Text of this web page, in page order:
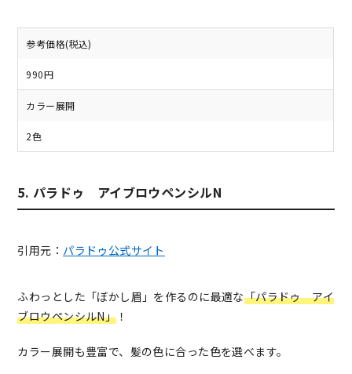
参考価格(税込)
990円
カラー展開
2色
5. パラドゥ アイブロウペンシルN
引用元： パラドゥ公式サイト
ふわっとした「ぼかし眉」を作るのに最適な「パラドゥ アイ
ブロウペンシルN」 ！
カラー展開も豊富で、髪の色に合った色を選べます。